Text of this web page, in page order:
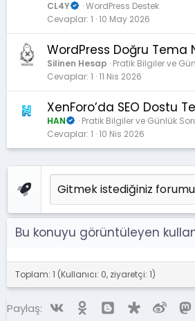
CL4Y
WordPress Destek
Cevaplar 1 10 May 2026
WordPress Doğru Tema
Silinen Hesap Pratik Bilgiler ve
Cevaplar 1 11 Nis 2026
XenForo’da SEO Dostu
HAN
Pratik Bilgiler ve Günlük
Cevaplar 1 10 Nis 2026
Bu konuyu görüntüleyen
Toplam: 1 (Kullanıcı: 0, ziyaretçi: 1)
Paylaş: Vk BloggerDiaspora
Weibo